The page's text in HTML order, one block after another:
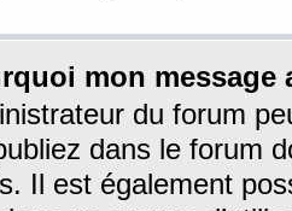
mon message
du forum
dans le forum
Il est également